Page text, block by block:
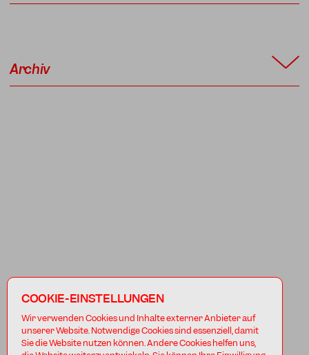
Archiv
COOKIE-EINSTELLUNGEN
Wir verwenden Cookies und Inhalte externer Anbieter auf
unserer Website. Notwendige Cookies sind essenziell, damit
Sie die Website nutzen können. Andere Cookies helfen uns,